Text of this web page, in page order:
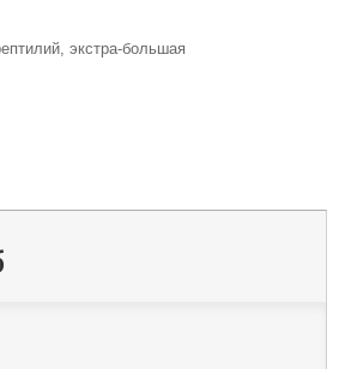
экстра-большая